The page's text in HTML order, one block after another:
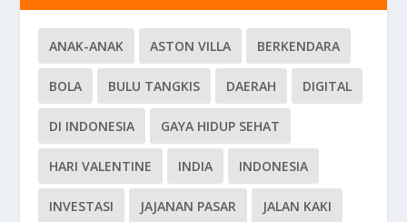
ANAK-ANAK ASTON VILLA BERKENDARA
BOLA BULU TANGKIS DAERAH DIGITAL
DI INDONESIA GAYA HIDUP SEHAT
HARI VALENTINE INDIA INDONESIA
INVESTASI JAJANAN PASAR JALAN KAKI